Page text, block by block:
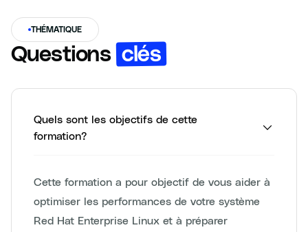
THÉMATIQUE
Questions clés
Quels sont les objectifs de cette
formation?
Cette formation a pour objectif de vous aider à
optimiser les performances de votre système
Red Hat Enterprise Linux et à préparer